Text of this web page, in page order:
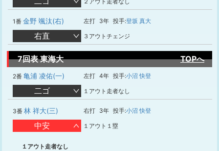
1番 金野 颯汰(右) 左打 3年 投手:登坂 真大
右直 ３アウトチェンジ
7回表 東海大 TOPへ
2番 亀浦 凌佑(一) 左打 4年 投手:小沼 快登
二ゴ １アウト走者なし
3番 林 祥大(三) 右打 3年 投手:小沼 快登
中安 １アウト１塁
１アウト走者なし